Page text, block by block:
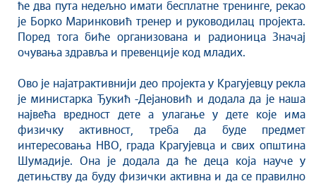
Међународна сарадња
Позив за медије
Избори
Образовање
Савет за координацију послова безбедности
саобраћаја
Људска и мањинска права
ће два пута недељно имати бесплатне тренинге, рекао
је Борко Маринковић тренер и руководилац пројекта.
Поред тога биће организована и радионица Значај
очувања здравља и превенције код младих.
Ово је најатрактивнији део пројекта у Крагујевцу рекла
је министарка Ђукић -Дејановић и додала да је наша
највећа вредност дете а улагање у дете које има
физичку активност, треба да буде предмет
интересовања НВО, града Крагујевца и свих општина
Шумадије. Она је додала да ће деца која науче у
детињству да буду физички активна и да се правилно